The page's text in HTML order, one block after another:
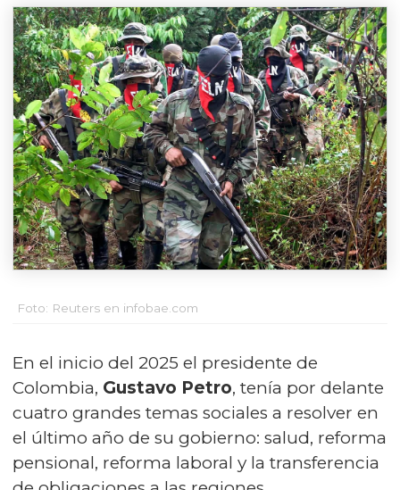
Foto: Reuters en infobae.com
En el inicio del 2025 el presidente de
Colombia, Gustavo Petro, tenía por delante
cuatro grandes temas sociales a resolver en
el último año de su gobierno: salud, reforma
pensional, reforma laboral y la transferencia